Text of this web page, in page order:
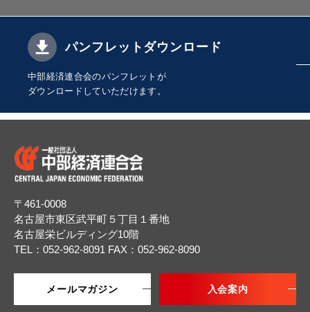
パンフレットダウンロード
中部経済連合会のパンフレットが
ダウンロードしていただけます。
〒461-0008
名古屋市東区武平町５丁目１番地
名古屋栄ビルディング10階
TEL：052-962-8091 FAX：052-962-8090
メールマガジン 入会案内